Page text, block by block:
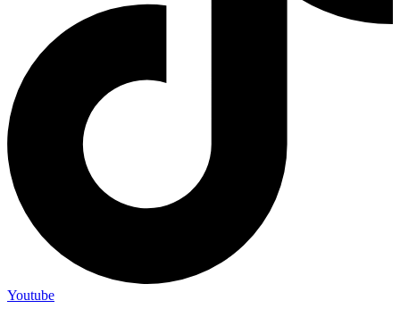
Youtube